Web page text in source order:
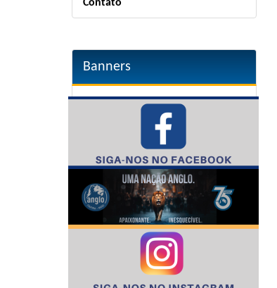
Contato
Banners